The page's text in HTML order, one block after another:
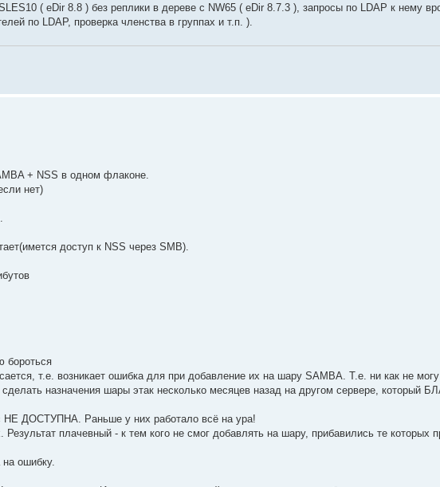
( eDir 8.8 ) без реплики в дереве с NW65 ( eDir 8.7.3 ), запросы по LDAP к нему
по LDAP, проверка членства в группах и т.п. ).
+ NSS в одном флаконе.
нет)
доступ к NSS через SMB).
бороться
т.е. возникает ошибка для при добавление их на шару SAMBA. Т.е. ни как не
назначения шары этак несколько месяцев назад на другом сервере, который
НЕ ДОСТУПНА. Раньше у них работало всё на ура!
плачевный - к тем кого не смог добавлять на шару, прибавились те которых
ошибку.